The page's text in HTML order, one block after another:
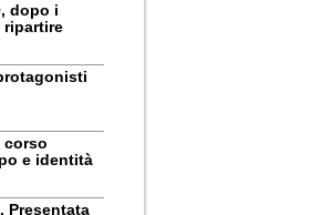
dopo i
ripartire
corso
e identità
Presentata